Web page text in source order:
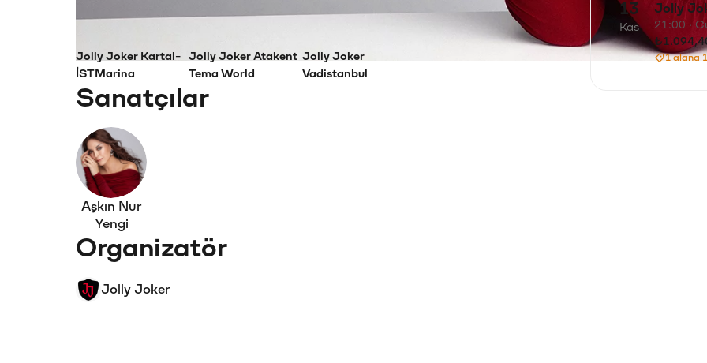
Etkinlik mekanları
Jolly Joker Kartal-
İSTMarina
Jolly Joker Atakent
Tema World
Jolly Joker
Vadistanbul
Sanatçılar
Aşkın Nur
Yengi
Organizatör
Jolly Joker
13
Kas
Jolly
21:00 ·
1 alana